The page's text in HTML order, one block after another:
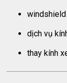
dịch vụ
thay kính